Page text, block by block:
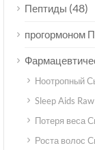
Пептиды (48)
прогормоном
Ноотропный
Sleep Aids
Потеря веса
Роста волос